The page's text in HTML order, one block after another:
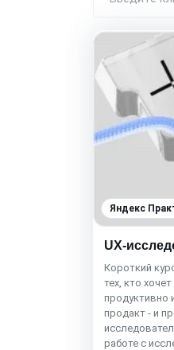
Яндекс
UX-
Короткий
тех, кто
продуктивно
продакт - и
работе с